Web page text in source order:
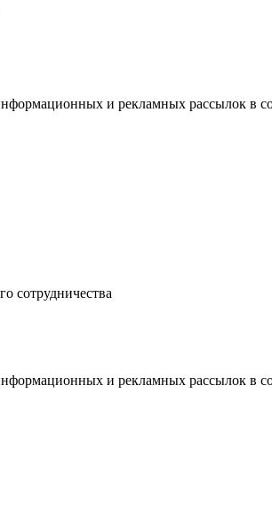
и рекламных рассылок в
сотрудничества
и рекламных рассылок в